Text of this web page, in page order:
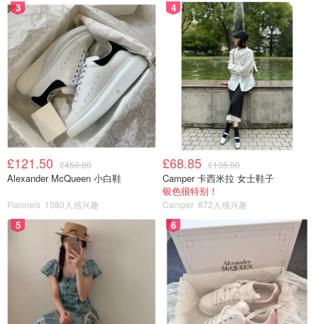
3
£121.50 £450.00
Alexander McQueen 小白鞋
Flannels 1080人感兴趣
4
£68.85 £135.00
Camper 卡西米拉 女士鞋子
银色很特别！
Camper 872人感兴趣
5 6